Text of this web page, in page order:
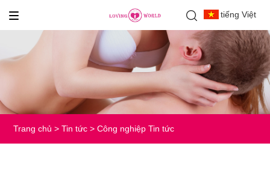
tiếng Việt
Trang chủ > Tin tức >Công nghiệp Tin tức